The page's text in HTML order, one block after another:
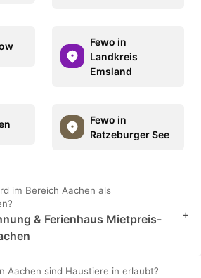
Fewo in
Landkreis
Emsland
Fewo in
Ratzeburger See
im Bereich Aachen als
& Ferienhaus Mietpreis-
+
Aachen sind Haustiere in erlaubt?